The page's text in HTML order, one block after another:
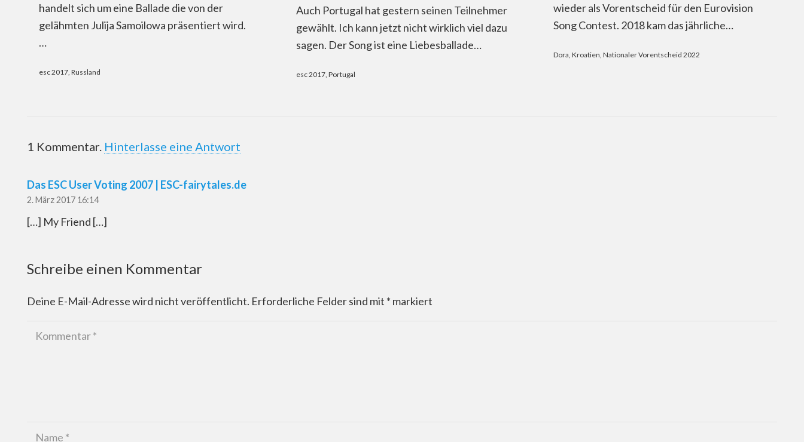
handelt sich um eine Ballade die von der
gelähmten Julija Samoilowa präsentiert wird.
…
esc 2017 Russland
Auch Portugal hat gestern seinen Teilnehmer
gewählt. Ich kann jetzt nicht wirklich viel dazu
sagen. Der Song ist eine Liebesballade…
esc 2017 Portugal
wieder als Vorentscheid für den Eurovision
Song Contest. 2018 kam das jährliche…
Dora Kroatien Nationaler Vorentscheid 2022
1 Kommentar Hinterlasse eine Antwort
Das ESC User Voting 2007 | ESC-fairytales.de
2. März 2017 16:14
[…] My Friend […]
Schreibe einen Kommentar
Deine E-Mail-Adresse wird nicht veröffentlicht. Erforderliche Felder sind mit * markiert